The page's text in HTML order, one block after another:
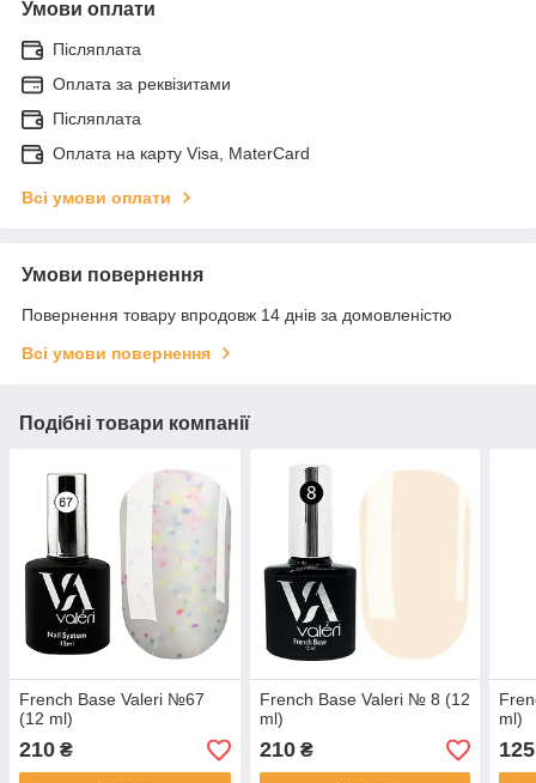
Умови оплати
Післяплата
Оплата за реквізитами
Післяплата
Оплата на карту Visa, MaterCard
Всі умови оплати
Умови повернення
Повернення товару впродовж 14 днів за домовленістю
Всі умови повернення
Подібні товари компанії
French Base Valeri №67
(12 ml)
210 ₴
French Base Valeri № 8 (12
ml)
210₴
ml)
125